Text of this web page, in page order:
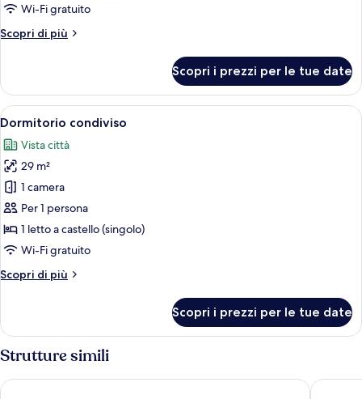
Wi-Fi gratuito
Scopri di più
Altri
condiviso
Scopri i prezzi per le tue date
Apri
tutte
le
foto
per
Dormitorio
condiviso
Una cassaforte in camera, una
4
Dormitorio condiviso
Vista città
29 m²
1 camera
Per 1 persona
1 letto a castello (singolo)
Wi-Fi gratuito
Scopri di più
Altri
condiviso
Scopri i prezzi per le tue date
Strutture simili
Premier Inn Stuttgart City Europaviertel Premier